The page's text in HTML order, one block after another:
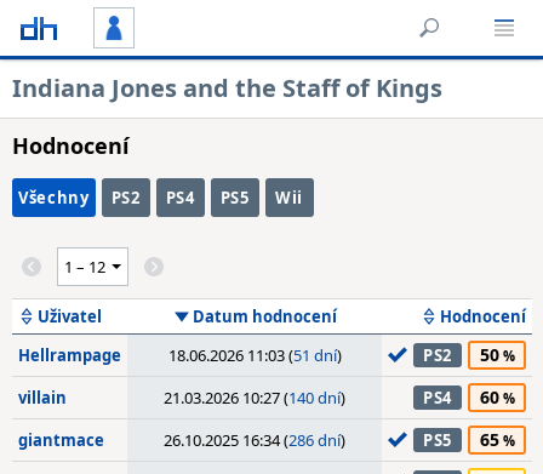
Indiana Jones and the Staff of Kings
Hodnocení
Všechny PS2 PS4 PS5 Wii
Uživatel Datum hodnocení
Hodnocení
Hellrampage
18.06.2026 11:03 (51 dní) PS2 50
villain 21.03.2026 10:27 (140 dní) PS4 60
giantmace 26.10.2025 16:34 (286 dní) PS5 65